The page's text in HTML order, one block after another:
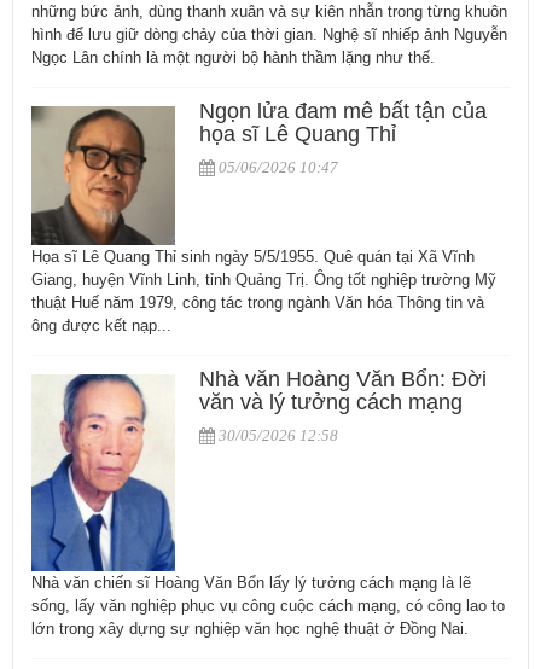
những bức ảnh, dùng thanh xuân và sự kiên nhẫn trong từng khuôn
hình để lưu giữ dòng chảy của thời gian. Nghệ sĩ nhiếp ảnh Nguyễn
Ngọc Lân chính là một người bộ hành thầm lặng như thế.
Ngọn lửa đam mê bất tận của
họa sĩ Lê Quang Thỉ
05/06/2026 10:47
Họa sĩ Lê Quang Thỉ sinh ngày 5/5/1955. Quê quán tại Xã Vĩnh
Giang, huyện Vĩnh Linh, tỉnh Quảng Trị. Ông tốt nghiệp trường Mỹ
thuật Huế năm 1979, công tác trong ngành Văn hóa Thông tin và
ông được kết nạp...
Nhà văn Hoàng Văn Bổn: Đời
văn và lý tưởng cách mạng
30/05/2026 12:58
Nhà văn chiến sĩ Hoàng Văn Bổn lấy lý tưởng cách mạng là lẽ
sống, lấy văn nghiệp phục vụ công cuộc cách mạng, có công lao to
lớn trong xây dựng sự nghiệp văn học nghệ thuật ở Đồng Nai.